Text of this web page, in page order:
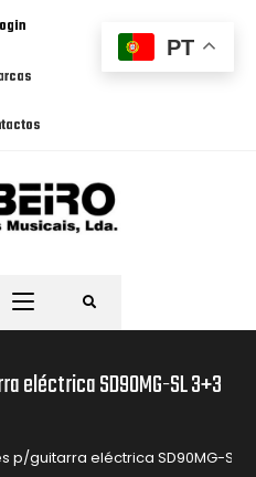
eléctrica SD90MG-SL 3+3
p/guitarra eléctrica SD90MG-SL
PT